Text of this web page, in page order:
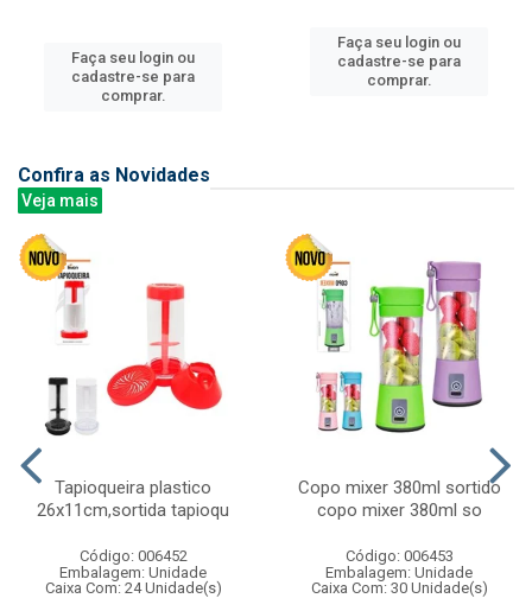
Faça seu login ou
cadastre-se para
comprar.
Faça seu login ou
cadastre-se para
comprar.
Confira as Novidades
Veja mais
Tapioqueira plastico
26x11cm,sortida tapioqu
Código: 006452
Embalagem: Unidade
Caixa Com: 24 Unidade(s)
Copo mixer 380ml sortido
copo mixer 380ml so
Código: 006453
Embalagem: Unidade
Caixa Com: 30 Unidade(s)